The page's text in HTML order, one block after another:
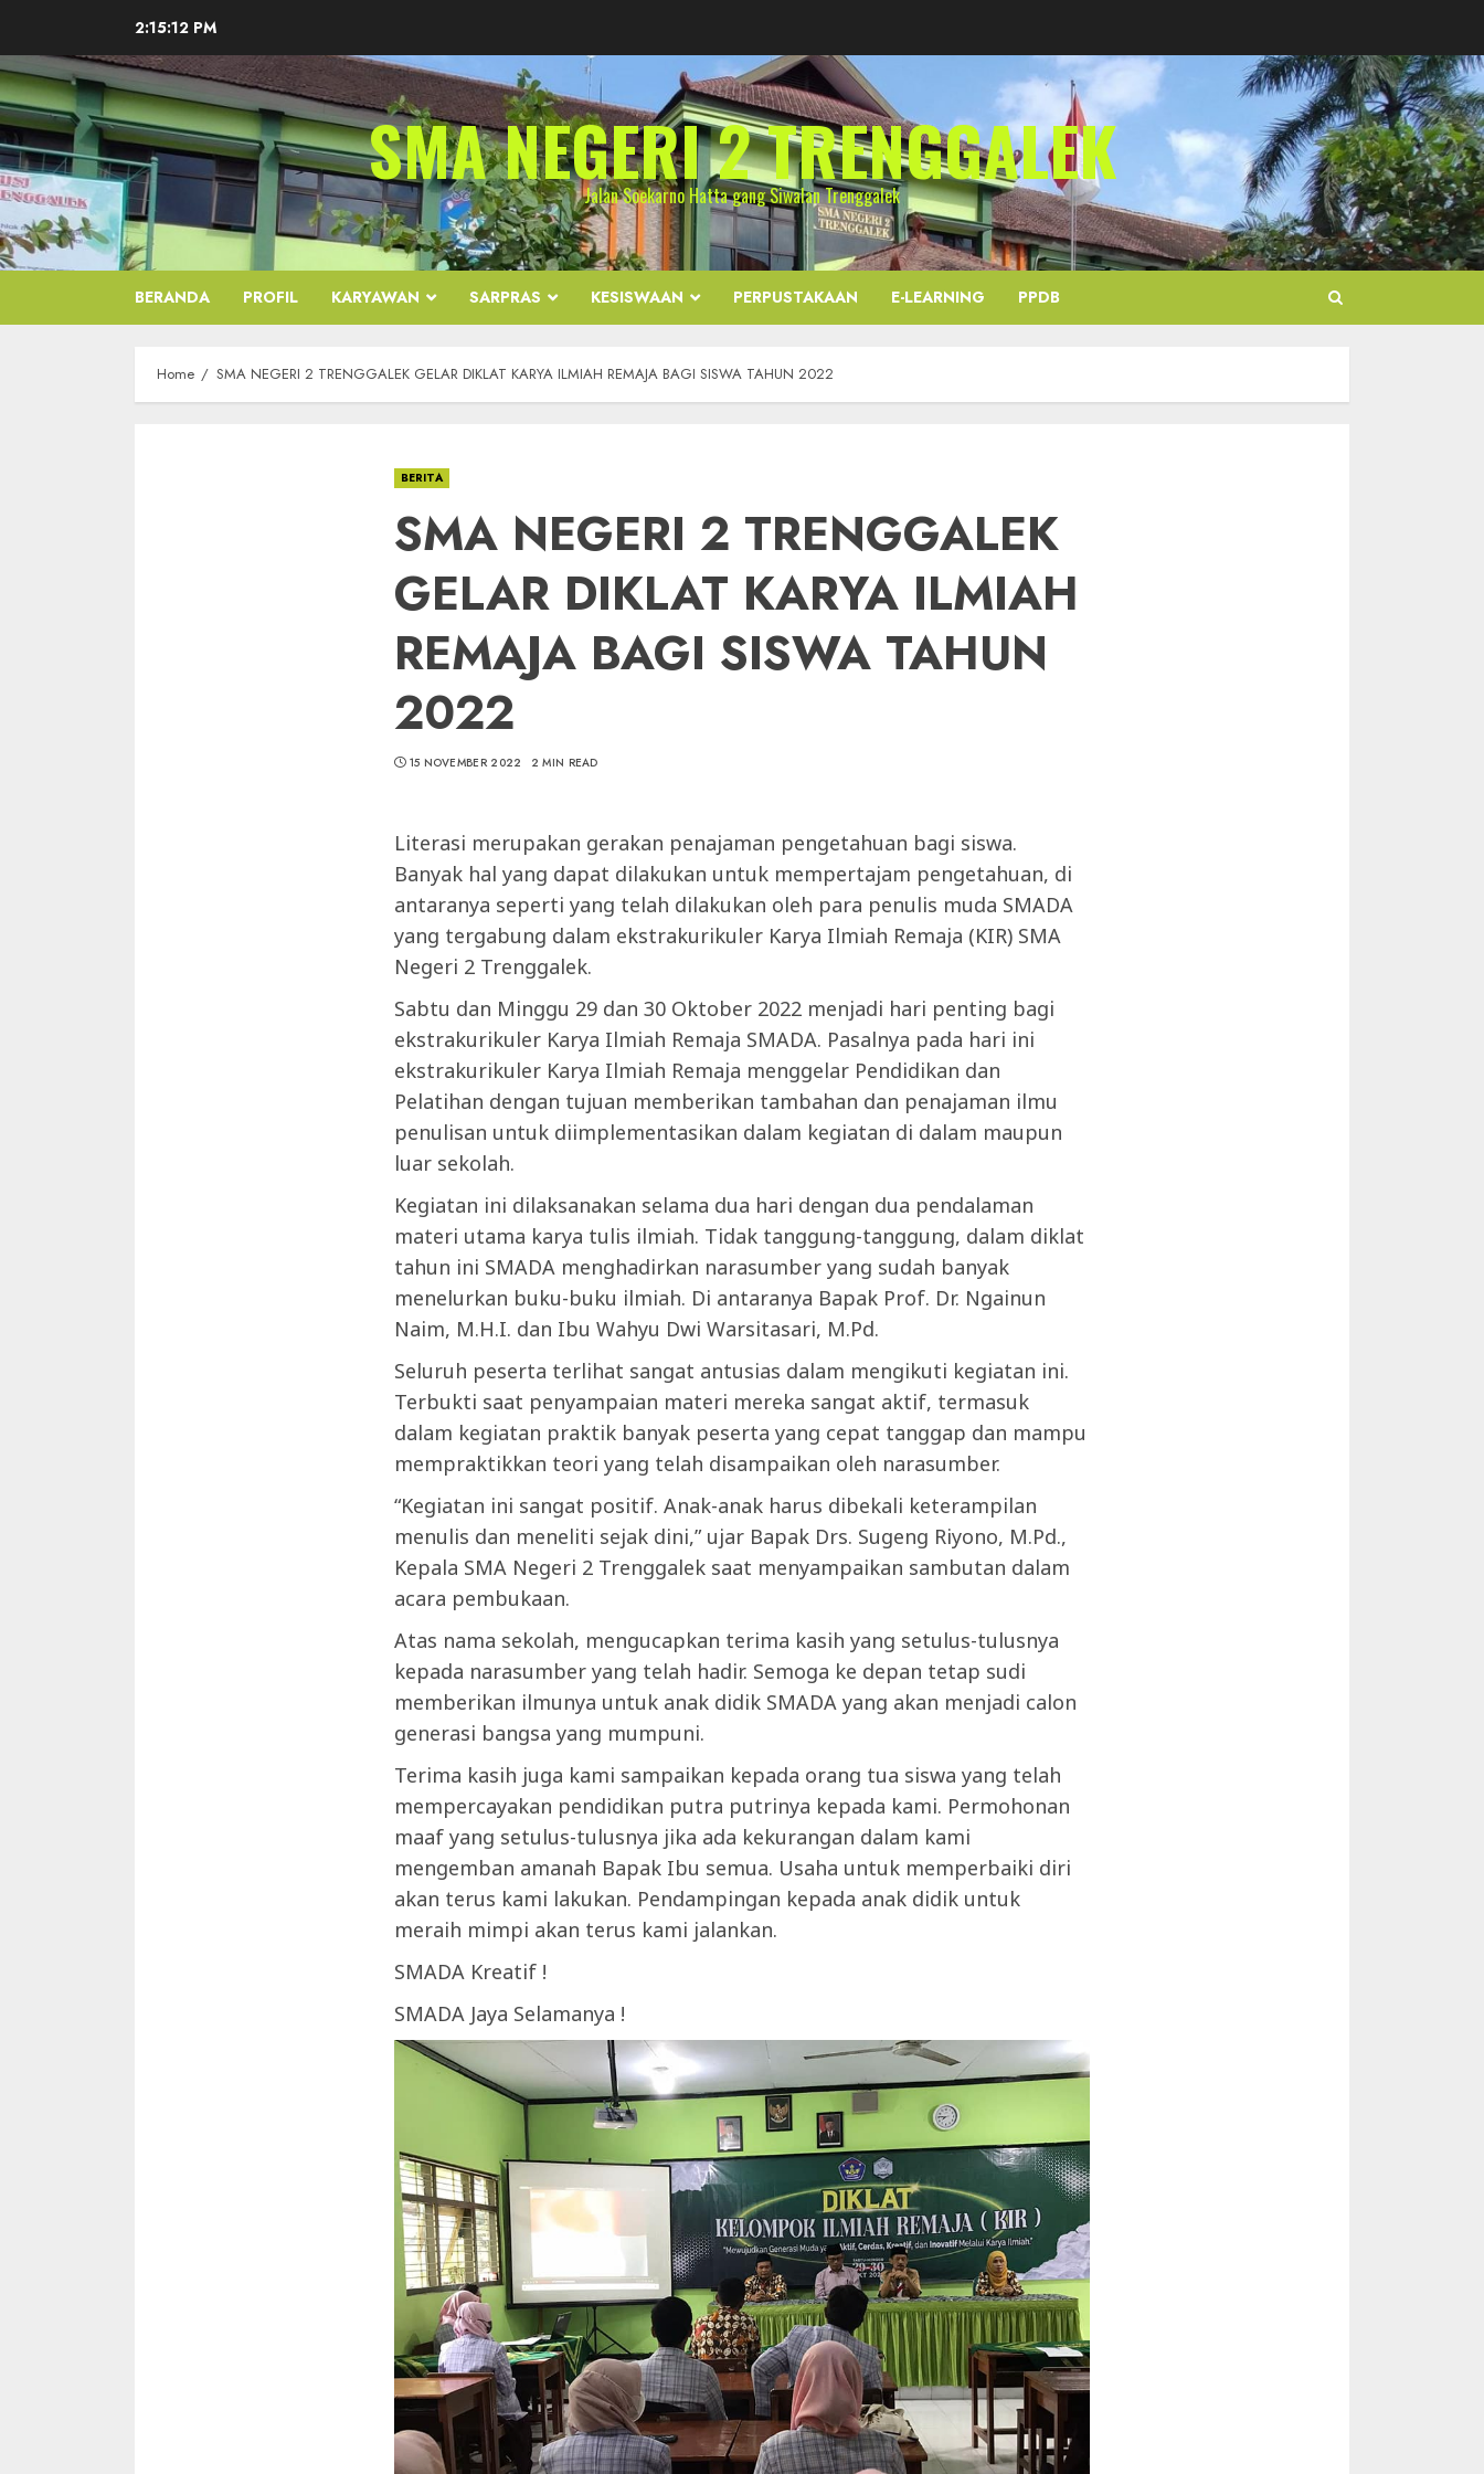
content
2:15:12 PM
SMA NEGERI 2 TRENGGALEK
Jalan Soekarno Hatta gang Siwalan Trenggalek
BERANDA PROFIL KARYAWAN SARPRAS KESISWAAN PERPUSTAKAAN E-LEARNING PPDB
Home SMA NEGERI 2 TRENGGALEK GELAR DIKLAT KARYA ILMIAH REMAJA BAGI SISWA TAHUN 2022
BERITA
SMA NEGERI 2 TRENGGALEK
GELAR DIKLAT KARYA ILMIAH
REMAJA BAGI SISWA TAHUN
2022
15 NOVEMBER 2022 2 MIN READ
Literasi merupakan gerakan penajaman pengetahuan bagi siswa.
Banyak hal yang dapat dilakukan untuk mempertajam pengetahuan, di
antaranya seperti yang telah dilakukan oleh para penulis muda SMADA
yang tergabung dalam ekstrakurikuler Karya Ilmiah Remaja (KIR) SMA
Negeri 2 Trenggalek.
Sabtu dan Minggu 29 dan 30 Oktober 2022 menjadi hari penting bagi
ekstrakurikuler Karya Ilmiah Remaja SMADA. Pasalnya pada hari ini
ekstrakurikuler Karya Ilmiah Remaja menggelar Pendidikan dan
Pelatihan dengan tujuan memberikan tambahan dan penajaman ilmu
penulisan untuk diimplementasikan dalam kegiatan di dalam maupun
luar sekolah.
Kegiatan ini dilaksanakan selama dua hari dengan dua pendalaman
materi utama karya tulis ilmiah. Tidak tanggung-tanggung, dalam diklat
tahun ini SMADA menghadirkan narasumber yang sudah banyak
menelurkan buku-buku ilmiah. Di antaranya Bapak Prof. Dr. Ngainun
Naim, M.H.I. dan Ibu Wahyu Dwi Warsitasari, M.Pd.
Seluruh peserta terlihat sangat antusias dalam mengikuti kegiatan ini.
Terbukti saat penyampaian materi mereka sangat aktif, termasuk
dalam kegiatan praktik banyak peserta yang cepat tanggap dan mampu
mempraktikkan teori yang telah disampaikan oleh narasumber.
“Kegiatan ini sangat positif. Anak-anak harus dibekali keterampilan
menulis dan meneliti sejak dini,” ujar Bapak Drs. Sugeng Riyono, M.Pd.,
Kepala SMA Negeri 2 Trenggalek saat menyampaikan sambutan dalam
acara pembukaan.
Atas nama sekolah, mengucapkan terima kasih yang setulus-tulusnya
kepada narasumber yang telah hadir. Semoga ke depan tetap sudi
memberikan ilmunya untuk anak didik SMADA yang akan menjadi calon
generasi bangsa yang mumpuni.
Terima kasih juga kami sampaikan kepada orang tua siswa yang telah
mempercayakan pendidikan putra putrinya kepada kami. Permohonan
maaf yang setulus-tulusnya jika ada kekurangan dalam kami
mengemban amanah Bapak Ibu semua. Usaha untuk memperbaiki diri
akan terus kami lakukan. Pendampingan kepada anak didik untuk
meraih mimpi akan terus kami jalankan.
SMADA Kreatif !
SMADA Jaya Selamanya !